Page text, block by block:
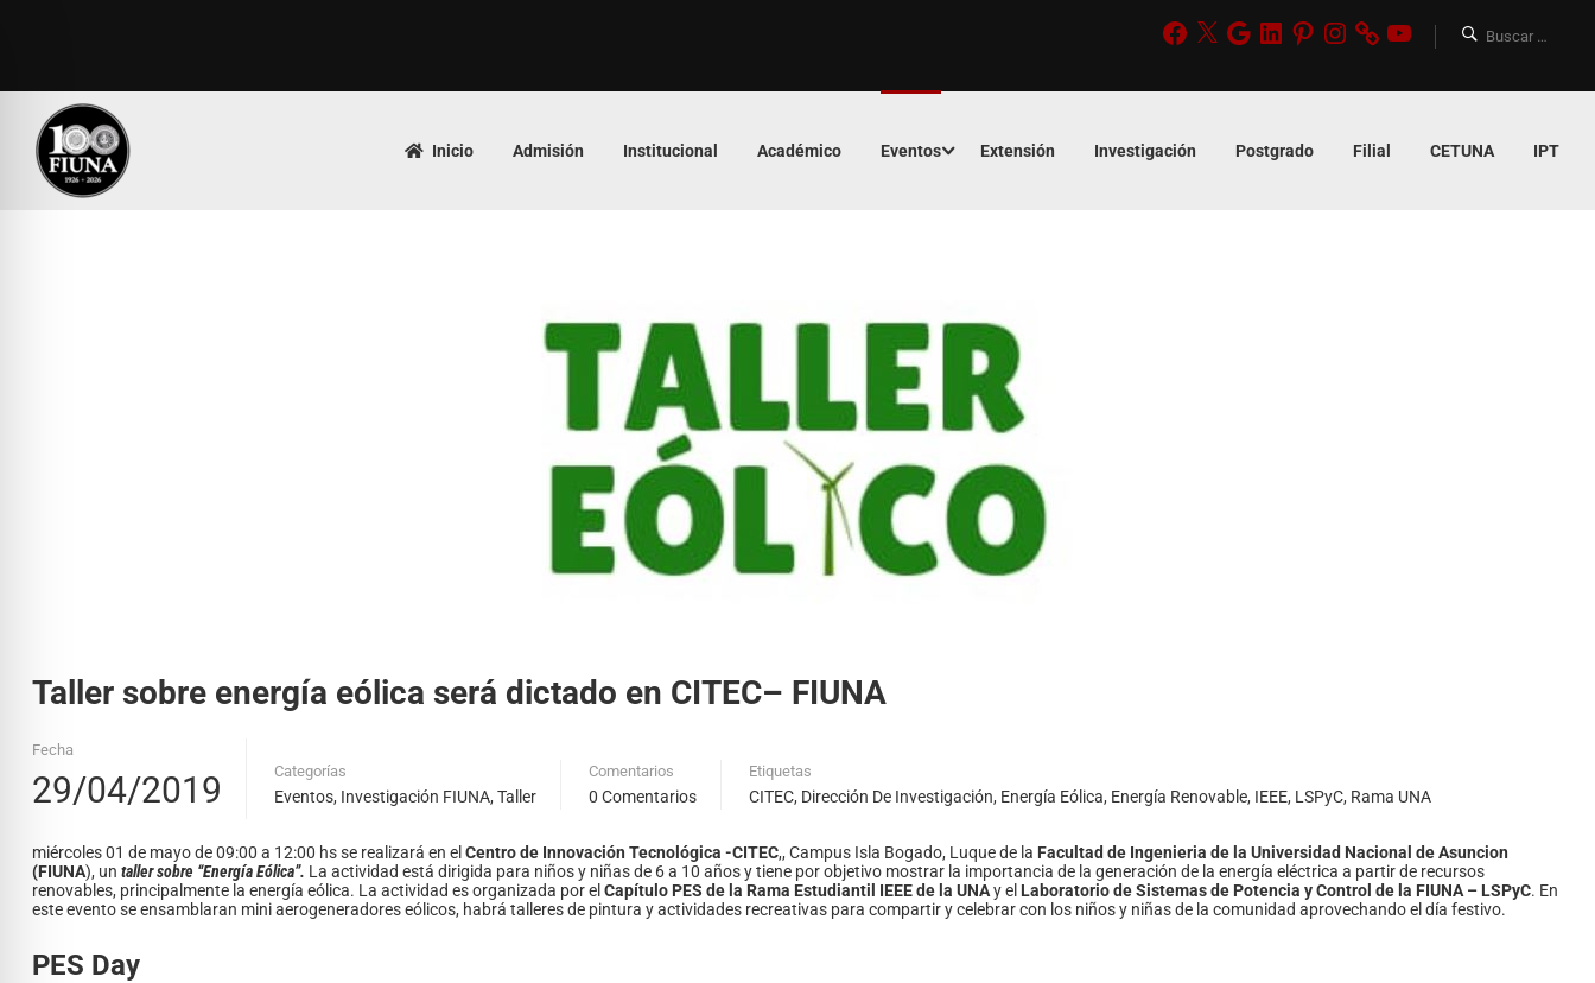
Inicio Admisión Institucional Académico Eventos Extensión Investigación Postgrado Filial CETUNA IPT
Taller sobre energía eólica será dictado en CITEC– FIUNA
Fecha
29/04/2019 Categorías
Eventos, Investigación FIUNA, Taller
Comentarios
0 Comentarios
Etiquetas
CITEC, Dirección De Investigación, Energía Eólica, Energía Renovable, IEEE, LSPyC, Rama UNA
miércoles 01 de mayo de 09:00 a 12:00 hs se realizará en el Centro de Innovación Tecnológica -CITEC,, Campus Isla Bogado, Luque de la Facultad de Ingenieria de la Universidad Nacional de Asuncion
(FIUNA), un taller sobre “Energía Eólica”. La actividad está dirigida para niños y niñas de 6 a 10 años y tiene por objetivo mostrar la importancia de la generación de la energía eléctrica a partir de recursos
renovables, principalmente la energía eólica. La actividad es organizada por el Capítulo PES de la Rama Estudiantil IEEE de la UNAy el Laboratorio de Sistemas de Potencia y Control de la FIUNA – LSPyC. En
este evento se ensamblaran mini aerogeneradores eólicos, habrá talleres de pintura y actividades recreativas para compartir y celebrar con los niños y niñas de la comunidad aprovechando el día festivo.
PES Day